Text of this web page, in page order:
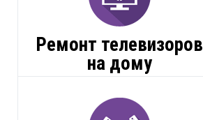
Ремонт телевизоров
на дому